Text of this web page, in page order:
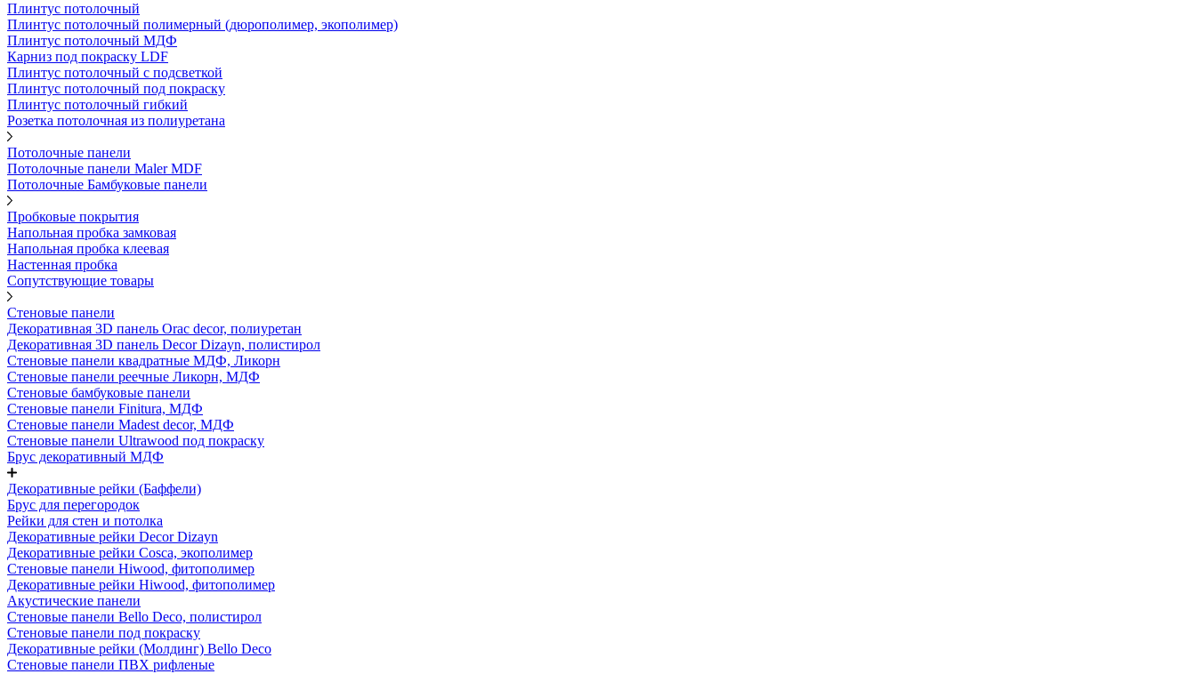
Плинтус потолочный
Плинтус потолочный полимерный (дюрополимер, экополимер)
Плинтус потолочный МДФ
Карниз под покраску LDF
Плинтус потолочный с подсветкой
Плинтус потолочный под покраску
Плинтус потолочный гибкий
Розетка потолочная из полиуретана
Потолочные панели
Потолочные панели Maler MDF
Потолочные Бамбуковые панели
Пробковые покрытия
Напольная пробка замковая
Напольная пробка клеевая
Настенная пробка
Сопутствующие товары
Стеновые панели
Декоративная 3D панель Orac decor, полиуретан
Декоративная 3D панель Decor Dizayn, полистирол
Стеновые панели квадратные МДФ, Ликорн
Стеновые панели реечные Ликорн, МДФ
Стеновые бамбуковые панели
Стеновые панели Finitura, МДФ
Стеновые панели Madest decor, МДФ
Стеновые панели Ultrawood под покраску
Брус декоративный МДФ
Декоративные рейки (Баффели)
Брус для перегородок
Рейки для стен и потолка
Декоративные рейки Decor Dizayn
Декоративные рейки Cosca, экополимер
Стеновые панели Hiwood, фитополимер
Декоративные рейки Hiwood, фитополимер
Акустические панели
Стеновые панели Bello Deco, полистирол
Стеновые панели под покраску
Декоративные рейки (Молдинг) Bello Deco
Стеновые панели ПВХ рифленые